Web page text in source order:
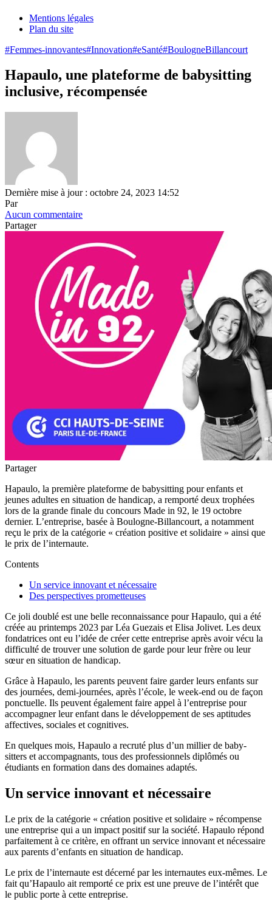
Mentions légales
Plan du site
#Femmes-innovantes#Innovation#eSanté#BoulogneBillancourt
Hapaulo, une plateforme de babysitting
inclusive, récompensée
Dernière mise à jour : octobre 24, 2023 14:52
Par
Aucun commentaire
Partager
Partager
Hapaulo, la première plateforme de babysitting pour enfants et
jeunes adultes en situation de handicap, a remporté deux trophées
lors de la grande finale du concours Made in 92, le 19 octobre
dernier. L’entreprise, basée à Boulogne-Billancourt, a notamment
reçu le prix de la catégorie « création positive et solidaire » ainsi que
le prix de l’internaute.
Contents
Un service innovant et nécessaire
Des perspectives prometteuses
Ce joli doublé est une belle reconnaissance pour Hapaulo, qui a été
créée au printemps 2023 par Léa Guezais et Elisa Jolivet. Les deux
fondatrices ont eu l’idée de créer cette entreprise après avoir vécu la
difficulté de trouver une solution de garde pour leur frère ou leur
sœur en situation de handicap.
Grâce à Hapaulo, les parents peuvent faire garder leurs enfants sur
des journées, demi-journées, après l’école, le week-end ou de façon
ponctuelle. Ils peuvent également faire appel à l’entreprise pour
accompagner leur enfant dans le développement de ses aptitudes
affectives, sociales et cognitives.
En quelques mois, Hapaulo a recruté plus d’un millier de baby-
sitters et accompagnants, tous des professionnels diplômés ou
étudiants en formation dans des domaines adaptés.
Un service innovant et nécessaire
Le prix de la catégorie « création positive et solidaire » récompense
une entreprise qui a un impact positif sur la société. Hapaulo répond
parfaitement à ce critère, en offrant un service innovant et nécessaire
aux parents d’enfants en situation de handicap.
Le prix de l’internaute est décerné par les internautes eux-mêmes. Le
fait qu’Hapaulo ait remporté ce prix est une preuve de l’intérêt que
le public porte à cette entreprise.